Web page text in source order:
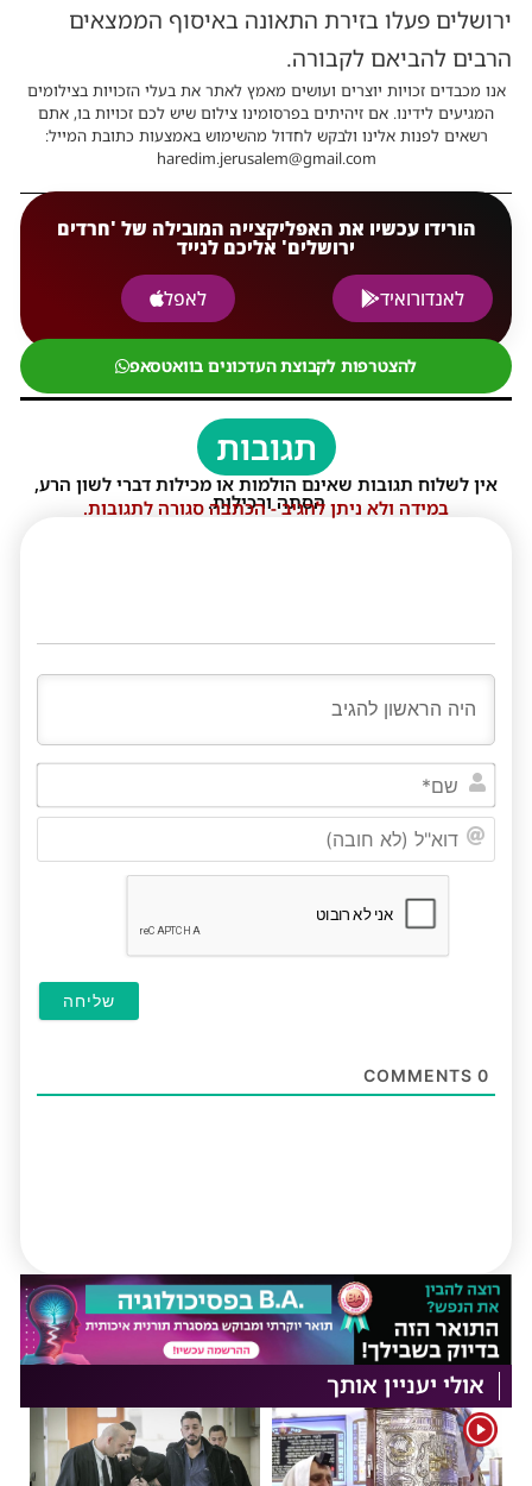
ירושלים פעלו בזירת התאונה באיסוף הממצאים
הרבים להביאם לקבורה.
אנו מכבדים זכויות יוצרים ועושים מאמץ לאתר את בעלי הזכויות בצילומים
המגיעים לידינו. אם זיהיתים בפרסומינו צילום שיש לכם זכויות בו, אתם
רשאים לפנות אלינו ולבקש לחדול מהשימוש באמצעות כתובת המייל:
haredim.jerusalem@gmail.com
הורידו עכשיו את האפליקצייה המובילה של 'חרדים
ירושלים' אליכם לנייד
לאנדורואיד
לאפל
להצטרפות לקבוצת העדכונים בוואטסאפ
תגובות
אין לשלוח תגובות שאינם הולמות או מכילות דברי לשון הרע,
הסתה ורכילות.
במידה ולא ניתן להגיב - הכתבה סגורה לתגובות.
שם*
0
אולי יעניין אותך
1